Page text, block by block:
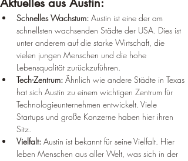
Aktuelles aus Austin:
Schnelles Wachstum: Austin ist eine der am
schnellsten wachsenden Städte der USA. Dies ist
unter anderem auf die starke Wirtschaft, die
vielen jungen Menschen und die hohe
Lebensqualität zurückzuführen.
Tech-Zentrum: Ähnlich wie andere Städte in Texas
hat sich Austin zu einem wichtigen Zentrum für
Technologieunternehmen entwickelt. Viele
Startups und große Konzerne haben hier ihren
Sitz.
Vielfalt: Austin ist bekannt für seine Vielfalt. Hier
leben Menschen aus aller Welt, was sich in der